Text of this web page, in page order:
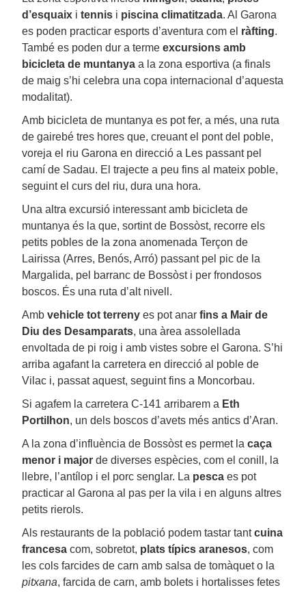
d’esquaix i tennis i piscina climatitzada. Al Garona
es poden practicar esports d’aventura com el ràfting.
També es poden dur a terme excursions amb
bicicleta de muntanya a la zona esportiva (a finals
de maig s’hi celebra una copa internacional d’aquesta
modalitat).
Amb bicicleta de muntanya es pot fer, a més, una ruta
de gairebé tres hores que, creuant el pont del poble,
voreja el riu Garona en direcció a Les passant pel
camí de Sadau. El trajecte a peu fins al mateix poble,
seguint el curs del riu, dura una hora.
Una altra excursió interessant amb bicicleta de
muntanya és la que, sortint de Bossòst, recorre els
petits pobles de la zona anomenada Terçon de
Lairissa (Arres, Benós, Arró) passant pel pic de la
Margalida, pel barranc de Bossòst i per frondosos
boscos. És una ruta d’alt nivell.
Amb vehicle tot terreny es pot anar fins a Mair de
Diu des Desamparats, una àrea assolellada
envoltada de pi roig i amb vistes sobre el Garona. S’hi
arriba agafant la carretera en direcció al poble de
Vilac i, passat aquest, seguint fins a Moncorbau.
Si agafem la carretera C-141 arribarem a Eth
Portilhon, un dels boscos d’avets més antics d’Aran.
A la zona d’influència de Bossòst es permet la caça
menor i major de diverses espècies, com el conill, la
llebre, l’antílop i el porc senglar. La pesca es pot
practicar al Garona al pas per la vila i en alguns altres
petits rierols.
Als restaurants de la població podem tastar tantcuina
francesa com, sobretot, plats típics aranesos, com
les cols farcides de carn amb salsa de tomàquet o la
pitxana, farcida de carn, amb bolets i hortalisses fetes